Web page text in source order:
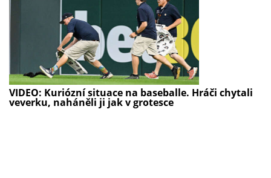
VIDEO: Kuriózní situace na baseballe. Hráči chytali
veverku, naháněli ji jak v grotesce